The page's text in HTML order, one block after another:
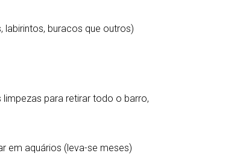
labirintos, buracos que outros)
para retirar todo o barro,
em aquários (leva-se meses)